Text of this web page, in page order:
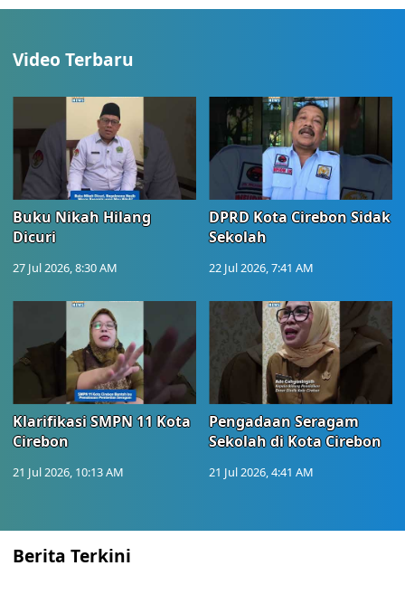
Video Terbaru
Buku Nikah Hilang
Dicuri
27 Jul 2026, 8:30 AM
DPRD Kota Cirebon Sidak
Sekolah
22 Jul 2026, 7:41 AM
Klarifikasi SMPN 11 Kota
Cirebon
21 Jul 2026, 10:13 AM
Pengadaan Seragam
Sekolah di Kota Cirebon
21 Jul 2026, 4:41 AM
Berita Terkini